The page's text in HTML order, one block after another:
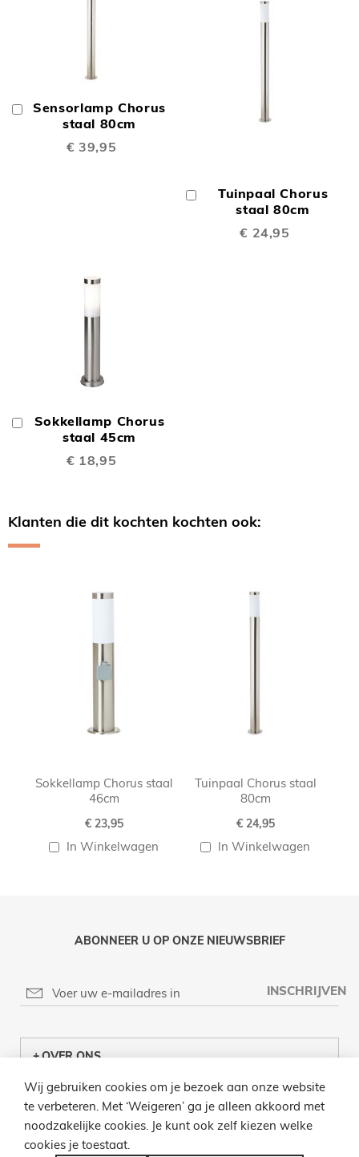
Sensorlamp Chorus
staal 80cm
€ 39,95
In
Winkelwagen
Tuinpaal Chorus
staal 80cm
€ 24,95
Winkelwagen
Sokkellamp Chorus
staal 45cm
€ 18,95
In
Winkelwagen
Klanten die dit kochten kochten ook:
Sokkellamp Chorus staal
46cm
€ 23,95
In Winkelwagen
Tuinpaal Chorus staal
80cm
€ 24,95
In Winkelwagen
ABONNEER U OP ONZE NIEUWSBRIEF
INSCHRIJVEN
OVER ONS
KLANTENCENTRUM
INFO
Wij gebruiken cookies om je bezoek aan onze website
te verbeteren. Met ‘Weigeren’ ga je alleen akkoord met
noodzakelijke cookies. Je kunt ook zelf kiezen welke
cookies je toestaat.